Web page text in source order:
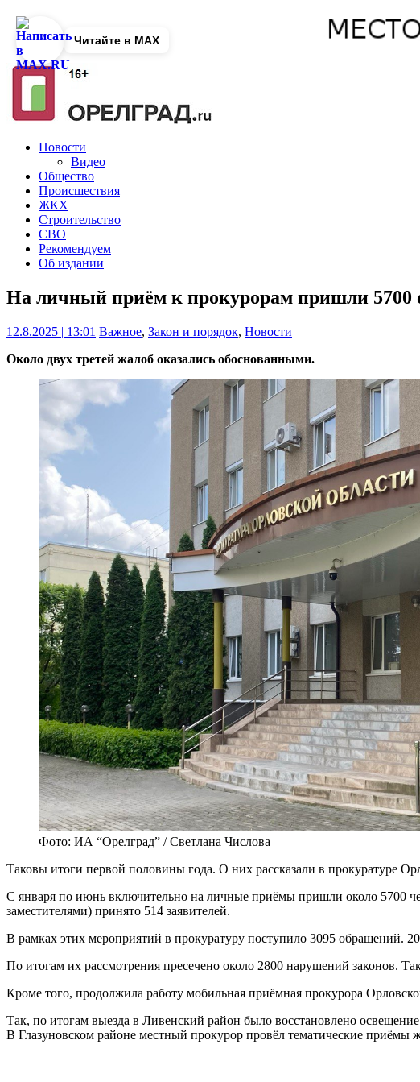
Новости
Видео
Общество
Происшествия
ЖКХ
Строительство
СВО
Рекомендуем
Об издании
На личный приём к прокурорам пришли 5700
12.8.2025 | 13:01 Важное, Закон и порядок, Новости
Около двух третей жалоб оказались обоснованными.
Фото: ИА “Орелград” / Светлана Числова
Таковы итоги первой половины года. О них рассказали в прокуратуре
С января по июнь включительно на личные приёмы пришли около 5700
заместителями) принято 514 заявителей.
В рамках этих мероприятий в прокуратуру поступило 3095 обращений.
По итогам их рассмотрения пресечено около 2800 нарушений законов.
Кроме того, продолжила работу мобильная приёмная прокурора
Так, по итогам выезда в Ливенский район было восстановлено
В Глазуновском районе местный прокурор провёл тематические приёмы
Читайте в MAX